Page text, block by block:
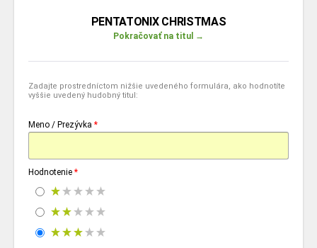
PENTATONIX CHRISTMAS
Pokračovať na titul →
Zadajte prostredníctom nižšie uvedeného formulára, ako hodnotíte
vyššie uvedený hudobný titul:
Meno / Prezývka *
Hodnotenie *